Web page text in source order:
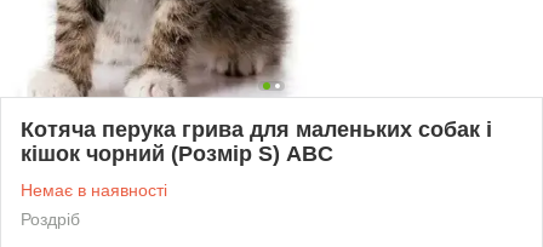
Котяча перука грива для маленьких собак і
кішок чорний (Розмір S) ABC
Немає в наявності
Роздріб